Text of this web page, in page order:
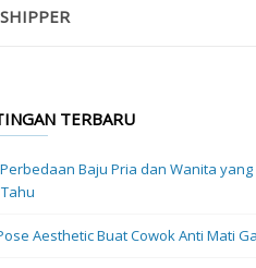
TERBARU
Baju Pria dan Wanita yang
Aesthetic Buat Cowok Anti Mati